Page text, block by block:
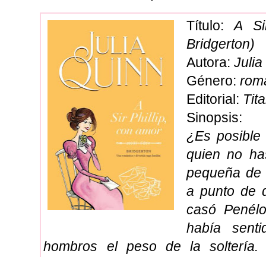
Título:A
Bridgerton)
Autora: Julia
Género:
Editorial:
Sinopsis:
¿Es posible
quien no
pequeña de
a punto de
casó
había
hombros el peso de la soltería.